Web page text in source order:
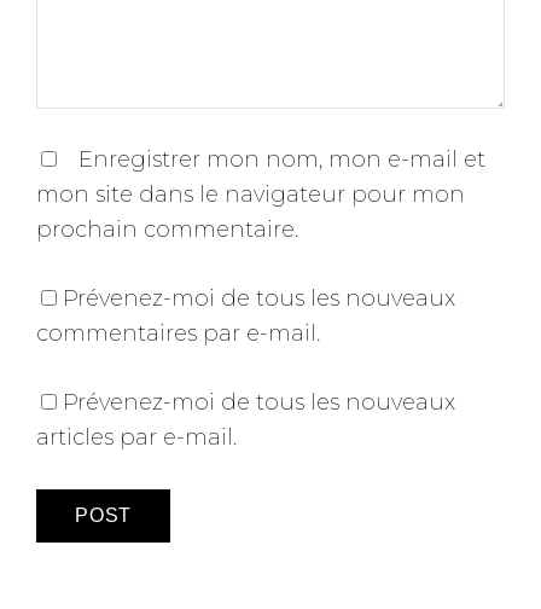
Enregistrer mon nom, mon e-mail et
mon site dans le navigateur pour mon
prochain commentaire.
Prévenez-moi de tous les nouveaux
commentaires par e-mail.
Prévenez-moi de tous les nouveaux
articles par e-mail.